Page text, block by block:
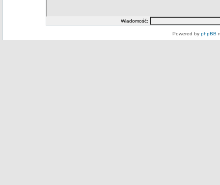
Wiadomość:
Powered by phpBB